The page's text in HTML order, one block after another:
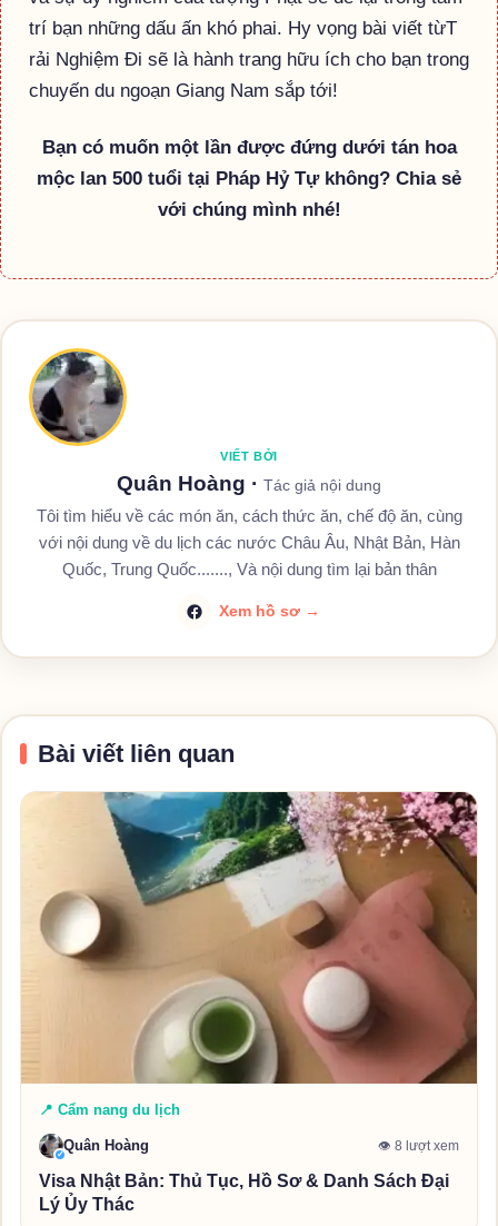
trí bạn những dấu ấn khó phai. Hy vọng bài viết từT
rải Nghiệm Đi sẽ là hành trang hữu ích cho bạn trong
chuyến du ngoạn Giang Nam sắp tới!
Bạn có muốn một lần được đứng dưới tán hoa
mộc lan 500 tuổi tại Pháp Hỷ Tự không? Chia sẻ
với chúng mình nhé!
VIẾT BỞI
Quân Hoàng · Tác giả nội dung
Tôi tìm hiểu về các món ăn, cách thức ăn, chế độ ăn, cùng
với nội dung về du lịch các nước Châu Âu, Nhật Bản, Hàn
Quốc, Trung Quốc......., Và nội dung tìm lại bản thân
Xem hồ sơ →
Bài viết liên quan
📍 Cẩm nang du lịch
✓
Quân Hoàng 👁 8 lượt xem
Visa Nhật Bản: Thủ Tục, Hồ Sơ & Danh Sách Đại
Lý Ủy Thác